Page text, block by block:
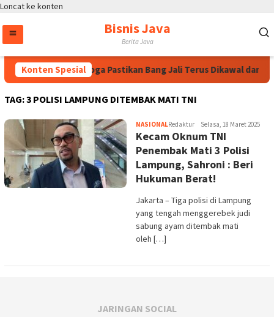
Loncat ke konten
Bisnis Java
Berita Java
Konten Spesial
Bintang Puspayoga Pastikan Bang Jali Terus Dikawal dan
TAG:3 POLISI LAMPUNG DITEMBAK MATI TNI
NASIONALRedaktur Selasa, 18 Maret 2025
Kecam Oknum TNI
Penembak Mati 3 Polisi
Lampung, Sahroni : Beri
Hukuman Berat!
Jakarta – Tiga polisi di Lampung
yang tengah menggerebek judi
sabung ayam ditembak mati
oleh […]
JARINGAN SOCIAL